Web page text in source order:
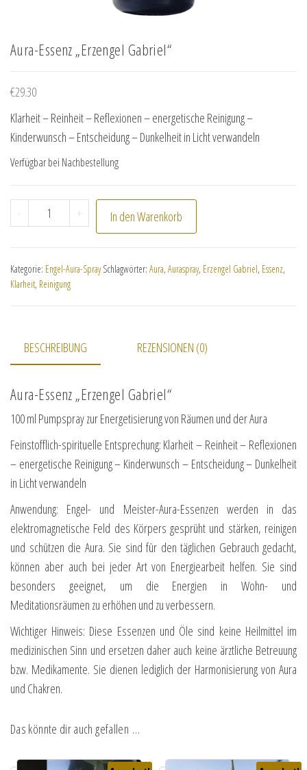
Aura-Essenz „Erzengel Gabriel“
€29.30
Klarheit – Reinheit – Reflexionen – energetische Reinigung –
Kinderwunsch – Entscheidung – Dunkelheit in Licht verwandeln
Verfügbar bei Nachbestellung
- Aura-Essenz "Erzengel Gabriel" Menge
+ In den Warenkorb
Kategorie: Engel-Aura-Spray Schlagwörter: Aura, Auraspray, Erzengel Gabriel, Essenz,
Klarheit, Reinigung
BESCHREIBUNG REZENSIONEN (0)
Aura-Essenz „Erzengel Gabriel“
100 ml Pumpspray zur Energetisierung von Räumen und der Aura
Feinstofflich-spirituelle Entsprechung: Klarheit – Reinheit – Reflexionen
– energetische Reinigung – Kinderwunsch – Entscheidung – Dunkelheit
in Licht verwandeln
Anwendung: Engel- und Meister-Aura-Essenzen werden in das
elektromagnetische Feld des Körpers gesprüht und stärken, reinigen
und schützen die Aura. Sie sind für den täglichen Gebrauch gedacht,
können aber auch bei jeder Art von Energiearbeit helfen. Sie sind
besonders geeignet, um die Energien in Wohn- und
Meditationsräumen zu erhöhen und zu verbessern.
Wichtiger Hinweis: Diese Essenzen und Öle sind keine Heilmittel im
medizinischen Sinn und ersetzen daher auch keine ärztliche Betreuung
bzw. Medikamente. Sie dienen lediglich der Harmonisierung von Aura
und Chakren.
Das könnte dir auch gefallen …